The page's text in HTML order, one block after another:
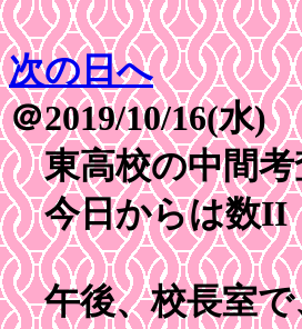
次の日へ
＠2019/10/16(水)
東高校の中間考
今日からは数II
午後、校長室で